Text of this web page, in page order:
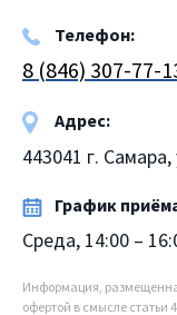
Телефон:
8 (846) 307-77-
Адрес:
443041 г.
График
Среда, 14:00 –
Информация,
офертой в смысле статьи